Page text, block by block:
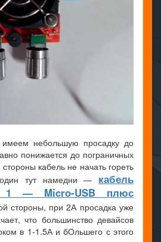
небольшую просадку до
понижается до пограничных
кабель не начать гореть
тут намедни — кабель
1 — Micro-USB плюс
стороны, при 2А просадка уже
что большинство девайсов
в 1-1.5А и бОльшего с этого